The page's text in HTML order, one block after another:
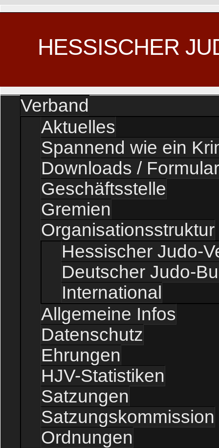
HESSISCHER
Verband
Aktuelles
Spannend wie ein
Downloads /
Geschäftsstelle
Gremien
Organisationsstruktur
Hessischer Judo-
Deutscher Judo-
International
Allgemeine Infos
Datenschutz
Ehrungen
HJV-Statistiken
Satzungen
Satzungskommission
Ordnungen